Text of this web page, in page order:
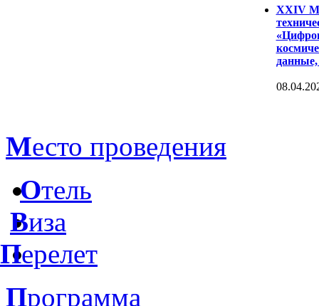
XXIV
данные,
Место проведения
Отель
Виза
Перелет
Программа